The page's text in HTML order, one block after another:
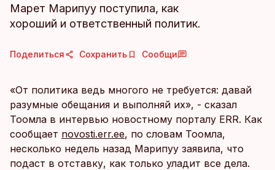
Марет Марипуу поступила, как
хороший и ответственный политик.
Поделиться Сохранить Сообщи
«От политика ведь многого не требуется: давай
разумные обещания и выполняй их», - сказал
Тоомла в интервью новостному порталу ERR. Как
сообщает novosti.err.ee, по словам Тоомла,
несколько недель назад Марипуу заявила, что
подаст в отставку, как только уладит все дела.